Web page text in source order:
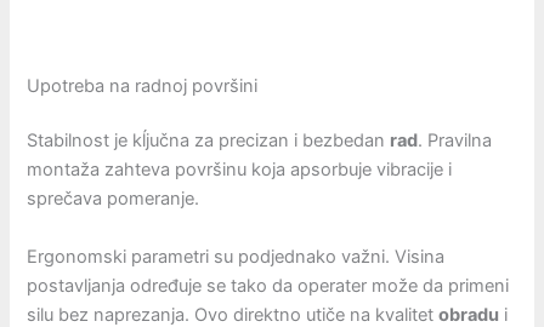
Upotreba na radnoj površini
Stabilnost je kĺjučna za precizan i bezbedan rad. Pravilna
montaža zahteva površinu koja apsorbuje vibracije i
sprečava pomeranje.
Ergonomski parametri su podjednako važni. Visina
postavljanja određuje se tako da operater može da primeni
silu bez naprezanja. Ovo direktno utiče na kvalitetobradu i